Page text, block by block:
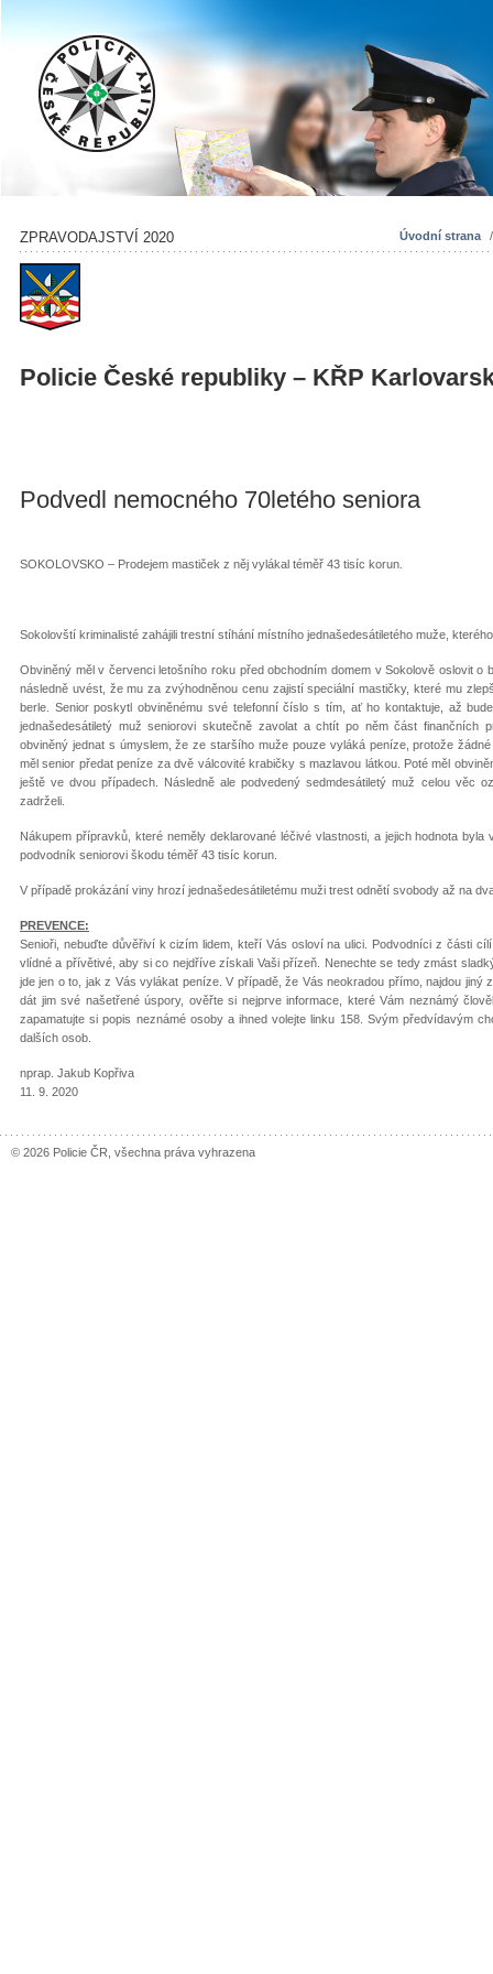
Úvodní strana
ZPRAVODAJSTVÍ 2020
Policie České republiky – KŘP
Podvedl nemocného 70letého seniora
SOKOLOVSKO – Prodejem mastiček z něj vylákal téměř 43 tisíc korun.
Sokolovští kriminalisté zahájili trestní stíhání místního jednašedesátiletého muže,
Obviněný měl v červenci letošního roku před obchodním domem v Sokolově oslovit o
následně uvést, že mu za zvýhodněnou cenu zajistí speciální mastičky, které mu
berle. Senior poskytl obviněnému své telefonní číslo s tím, ať ho kontaktuje, až
jednašedesátiletý muž seniorovi skutečně zavolat a chtít po něm část finančních
obviněný jednat s úmyslem, že ze staršího muže pouze vyláká peníze, protože
měl senior předat peníze za dvě válcovité krabičky s mazlavou látkou. Poté měl
ještě ve dvou případech. Následně ale podvedený sedmdesátiletý muž celou věc
zadrželi.
Nákupem přípravků, které neměly deklarované léčivé vlastnosti, a jejich hodnota
podvodník seniorovi škodu téměř 43 tisíc korun.
V případě prokázání viny hrozí jednašedesátiletému muži trest odnětí svobody až na
PREVENCE:
Senioři, nebuďte důvěřiví k cizím lidem, kteří Vás osloví na ulici. Podvodníci z části
vlídné a přívětivé, aby si co nejdříve získali Vaši přízeň. Nenechte se tedy zmást
jde jen o to, jak z Vás vylákat peníze. V případě, že Vás neokradou přímo, najdou jiný
dát jim své našetřené úspory, ověřte si nejprve informace, které Vám neznámý
zapamatujte si popis neznámé osoby a ihned volejte linku 158. Svým předvídavým
dalších osob.
nprap. Jakub Kopřiva
11. 9. 2020
© 2026 Policie ČR, všechna práva vyhrazena